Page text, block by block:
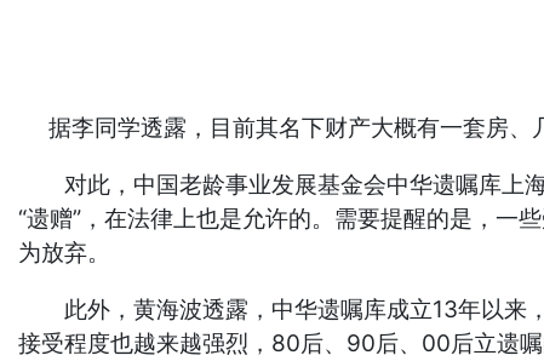
据李同学透露，目前其名下财产大概有一套房、
对此，中国老龄事业发展基金会中华遗嘱库上海
“遗赠”，在法律上也是允许的。需要提醒的是，一
为放弃。
此外，黄海波透露，中华遗嘱库成立13年以来，
接受程度也越来越强烈，80后、90后、00后立遗